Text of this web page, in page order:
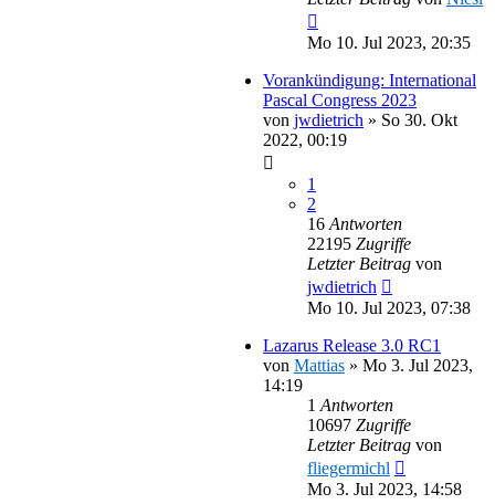
Mo 10. Jul 2023, 20:35
Vorankündigung: International
Pascal Congress 2023
von jwdietrich » So 30. Okt
2022, 00:19
1
2
16 Antworten
22195 Zugriffe
Letzter Beitrag von
jwdietrich
Mo 10. Jul 2023, 07:38
Lazarus Release 3.0 RC1
von Mattias » Mo 3. Jul 2023,
14:19
1 Antworten
10697 Zugriffe
Letzter Beitrag von
fliegermichl
Mo 3. Jul 2023, 14:58